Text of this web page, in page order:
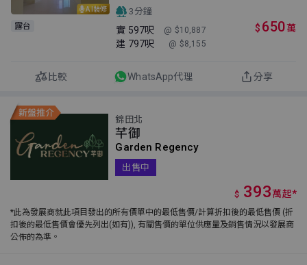
AI裝修
露台
3分鐘
實 597呎 @ $10,887
建 797呎 @ $8,155
$ 650萬
比較 WhatsApp代理 分享
錦田北
芊御
Garden Regency
出售中
$ 393萬起*
*此為發展商就此項目發出的所有價單中的最低售價/計算折扣後的最低售價 (折
扣後的最低售價會優先列出(如有)), 有關售價的單位供應量及銷售情況以發展商
公佈的為準。